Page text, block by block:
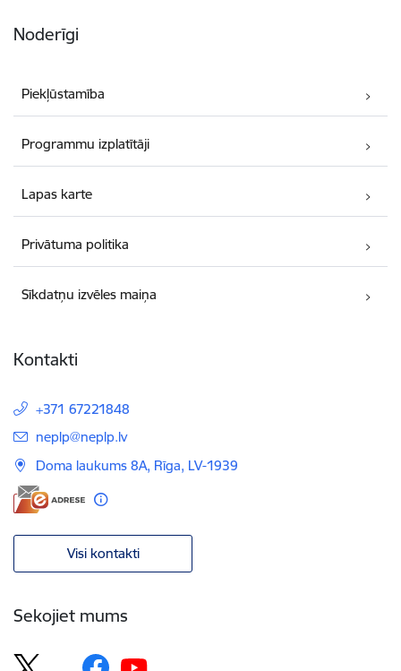
Noderīgi
Piekļūstamība
Programmu izplatītāji
Lapas karte
Privātuma politika
Sīkdatņu izvēles maiņa
Kontakti
+371 67221848
E-pasts:
neplp@neplp.lv
Doma laukums 8A, Rīga, LV-1939
Visi kontakti
Sekojiet mums